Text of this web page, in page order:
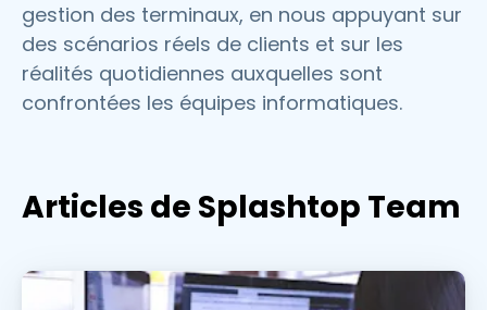
gestion des terminaux, en nous appuyant sur
des scénarios réels de clients et sur les
réalités quotidiennes auxquelles sont
confrontées les équipes informatiques.
Articles de Splashtop Team